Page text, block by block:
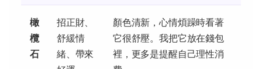
橄
欖
石
招正財、
舒緩情
緒、帶來
顏色清新，心情煩躁時看著
它很舒壓。我把它放在錢包
裡，更多是提醒自己理性消